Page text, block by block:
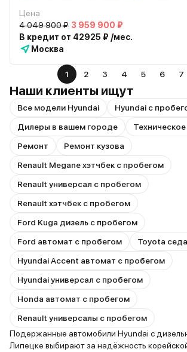
Цена
4 049 900 ₽ 3 959 900 ₽
В кредит от 42925 ₽ /мес.
Москва
1 2 3 4 5 6 7
Наши клиенты ищут
Все модели Hyundai
Hyundai с
Дилеры в вашем городе
Ремонт
Ремонт кузова
Renault Megane хэтчбек с пробегом
Renault универсал с пробегом
Renault хэтчбек с пробегом
Ford Kuga дизель с пробегом
Ford автомат с пробегом
Toyota
Hyundai Accent автомат с пробегом
Hyundai универсал с пробегом
Honda автомат с пробегом
Renault универсалы с пробегом
Подержанные автомобили Hyundai с
Липецке выбирают за надёжность